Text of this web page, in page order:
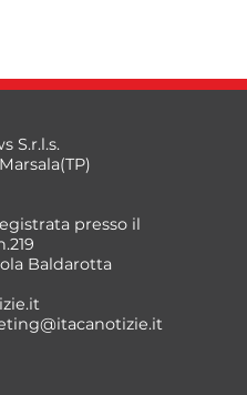
S.r.l.s.
presso il
Baldarotta